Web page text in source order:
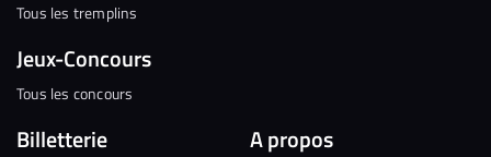
Tous les tremplins
Jeux-Concours
Tous les concours
Billetterie A propos